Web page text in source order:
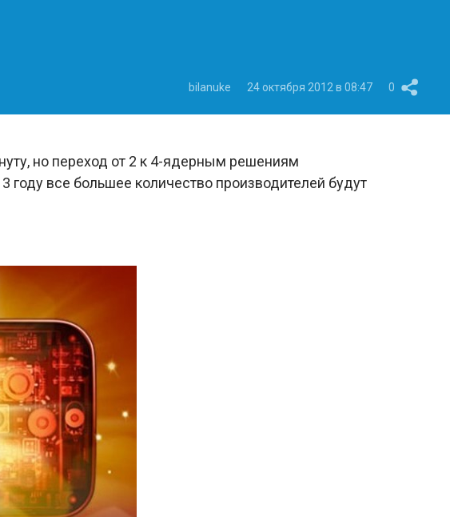
bilanuke 24 октября 2012 в 08:47 0
но переход от 2 к 4-ядерным решениям
году все большее количество производителей будут